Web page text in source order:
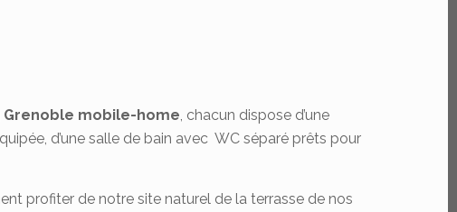
Grenoble mobile-home , chacun dispose d’une
d’une salle de bain avec WC séparé prêts pour
profiter de notre site naturel de la terrasse de nos